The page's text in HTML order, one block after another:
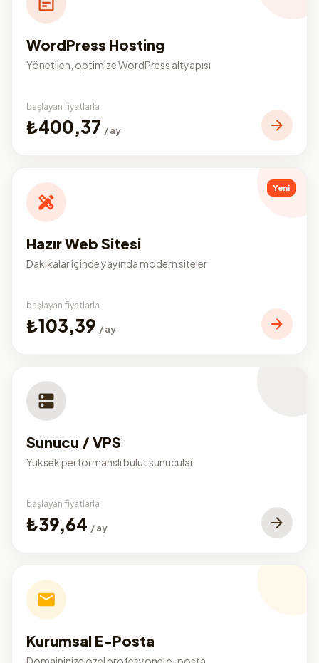
WordPress Hosting
Yönetilen, optimize WordPress altyapısı
başlayan fiyatlarla
₺400,37 / ay
Yeni
Hazır Web Sitesi
Dakikalar içinde yayında modern siteler
başlayan fiyatlarla
₺103,39 / ay
Sunucu / VPS
Yüksek performanslı bulut sunucular
başlayan fiyatlarla
₺39,64 / ay
Kurumsal E-Posta